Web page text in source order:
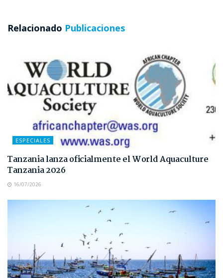
Relacionado Publicaciones
ESPECIALES
Tanzania lanza oficialmente el World Aquaculture
Tanzania 2026
16/07/2026